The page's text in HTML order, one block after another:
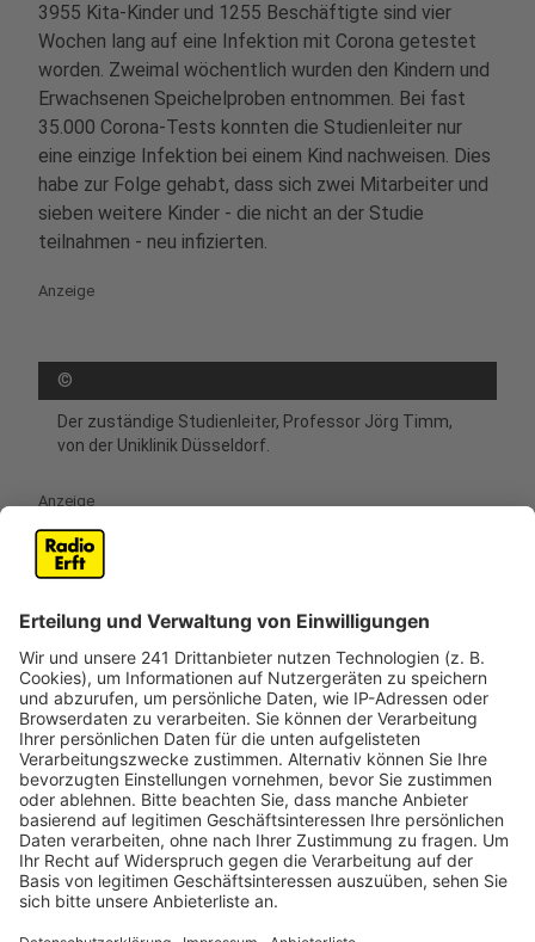
3955 Kita-Kinder und 1255 Beschäftigte sind vier
Wochen lang auf eine Infektion mit Corona getestet
worden. Zweimal wöchentlich wurden den Kindern und
Erwachsenen Speichelproben entnommen. Bei fast
35.000 Corona-Tests konnten die Studienleiter nur
eine einzige Infektion bei einem Kind nachweisen. Dies
habe zur Folge gehabt, dass sich zwei Mitarbeiter und
sieben weitere Kinder - die nicht an der Studie
teilnahmen - neu infizierten.
Anzeige
©
Der zuständige Studienleiter, Professor Jörg Timm,
von der Uniklinik Düsseldorf.
Anzeige
die Häufigkeit von Neuinfektionen in
Düsseldorfer Kitas auf dem gleichen Niveau wie
für die Stadt Düsseldorf insgesamt lag."
Studienleiter Professor Jörg Timm von der Uniklinik
Düsseldorf zeigt sich zufrieden mit den Ergebnissen.
Nach der Öffnung der Kitas im eingeschränkten
Regelbetrieb ist das Infektionsgeschehen nach diesen
Erkenntnissen nicht überproportional angestiegen“,
sagt Timm. „Hier zeigt sich kein Unterschied zur